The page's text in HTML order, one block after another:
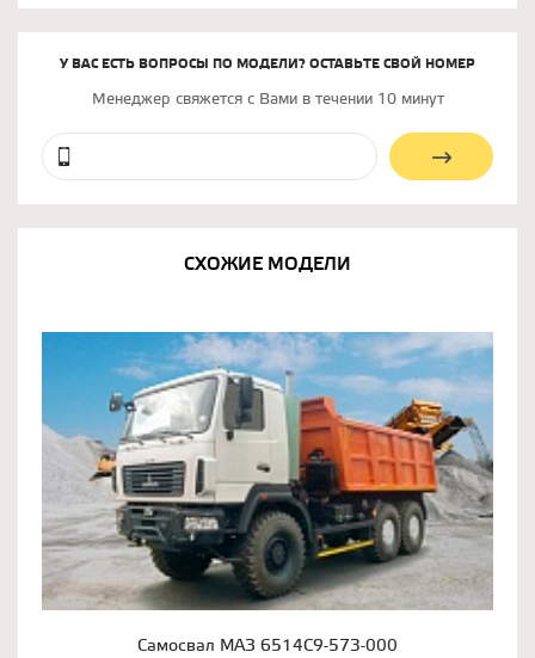
У ВАС ЕСТЬ ВОПРОСЫ ПО МОДЕЛИ? ОСТАВЬТЕ СВОЙ НОМЕР
Менеджер свяжется с Вами в течении 10 минут
СХОЖИЕ МОДЕЛИ
Самосвал МАЗ 6514С9-573-000